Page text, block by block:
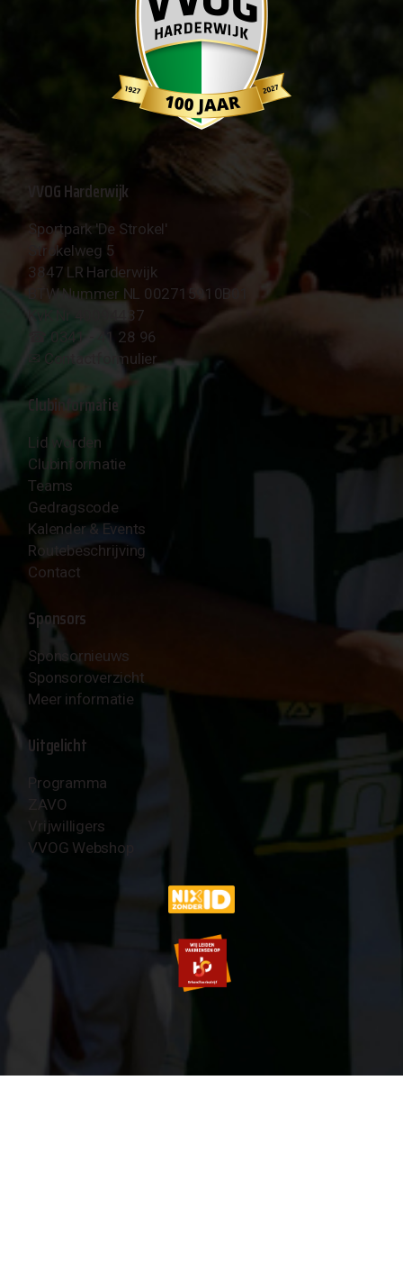
VVOG Harderwijk
Sportpark 'De Strokel'
Strokelweg 5
3847 LR Harderwijk
BTW Nummer NL 002715910B01
KvK Nr 40094437
☎︎ 0341 - 41 28 96
✉︎ Contactformulier
Clubinformatie
Lid worden
Clubinformatie
Teams
Gedragscode
Kalender & Events
Routebeschrijving
Contact
Sponsors
Sponsornieuws
Sponsoroverzicht
Meer informatie
Uitgelicht
Programma
ZAVO
Vrijwilligers
VVOG Webshop